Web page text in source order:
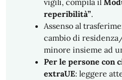
vigili, compila il
reperibilità”.
Assenso al
cambio di
minore insieme ad
Per le persone con
extraUE: leggere